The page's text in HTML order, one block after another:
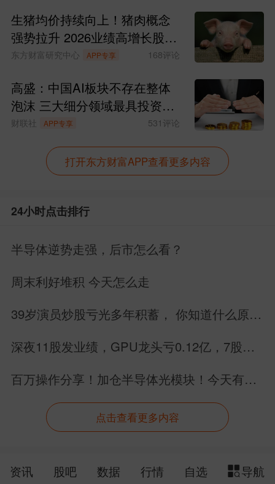
时代。
作为第1700万辆下线的车型，海豹08
是比亚迪海洋网的全新旗舰之作。海豹08
售价19.69万元-23.99万元，凭借越级产品
力，成为30万以内最全能的旗舰家轿标
底、905km纯电续航、云辇-A加后轮转向
的领先优势，为时代精英献上超乎期待的
比亚迪第1700万辆新能源汽车下线，
不仅是产销数据的历史性跨越，更是长期
时也是全球市场与广大用户信赖的最好印
生猪均价持续向上！猪肉概念
强势拉升 2026业绩高增长股来
了
东方财富研究中心 APP专享 168评论
高盛：中国AI板块不存在整体
泡沫 三大细分领域最具投资价
值
财联社 APP专享 531评论
打开东方财富APP查看更多内容
24小时点击排行
半导体逆势走强，后市怎么看？
周末利好堆积 今天怎么走
39岁演员炒股亏光多年积蓄， 你知道什么原因
深夜11股发业绩，GPU龙头亏0.12亿，7股业
百万操作分享！加仓半导体光模块！今天有大
点击查看更多内容
资讯 股吧 数据 行情 自选 导航